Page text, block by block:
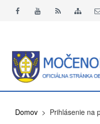
Domov > Prihlásenie na